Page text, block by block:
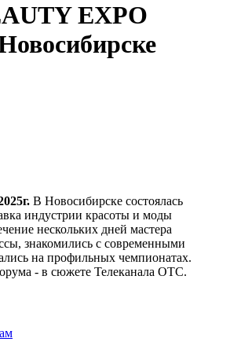
EXPO
В Новосибирске состоялась
индустрии красоты и моды
нескольких дней мастера
знакомились с современными
на профильных чемпионатах.
- в сюжете Телеканала ОТС.